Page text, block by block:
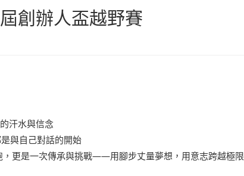
創辦人盃越野賽
汗水與信念
與自己對話的開始
，更是一次傳承與挑戰——用腳步丈量夢想，用意志跨越極限